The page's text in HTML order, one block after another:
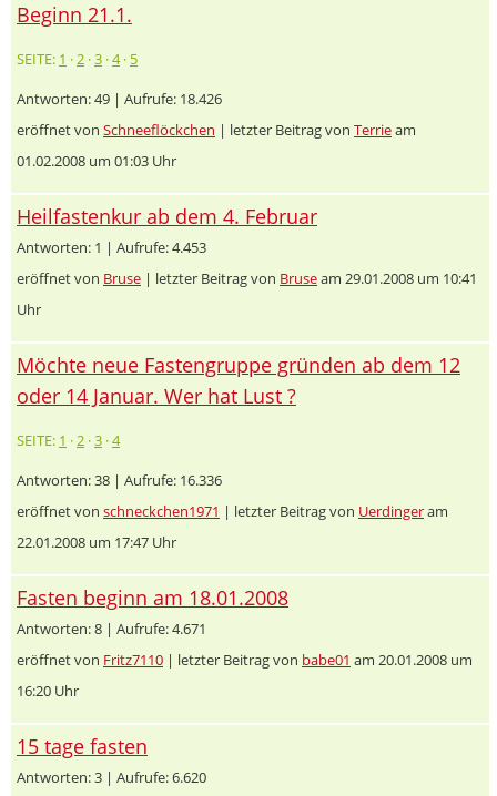
Beginn 21.1.
SEITE: 1 ·2 ·3 ·4· 5
Antworten: 49 | Aufrufe: 18.426
eröffnet von Schneeflöckchen | letzter Beitrag von Terrieam
01.02.2008 um 01:03 Uhr
Heilfastenkur ab dem 4. Februar
Antworten: 1 | Aufrufe: 4.453
eröffnet von Bruse | letzter Beitrag von Bruseam 29.01.2008 um 10:41
Uhr
Möchte neue Fastengruppe gründen ab dem 12
oder 14 Januar. Wer hat Lust ?
SEITE: 1 ·2 ·3 ·4
Antworten: 38 | Aufrufe: 16.336
eröffnet von schneckchen1971 | letzter Beitrag von Uerdingeram
22.01.2008 um 17:47 Uhr
Fasten beginn am 18.01.2008
Antworten: 8 | Aufrufe: 4.671
eröffnet von Fritz7110 | letzter Beitrag von babe01 am 20.01.2008 um
16:20 Uhr
15 tage fasten
Antworten: 3 | Aufrufe: 6.620